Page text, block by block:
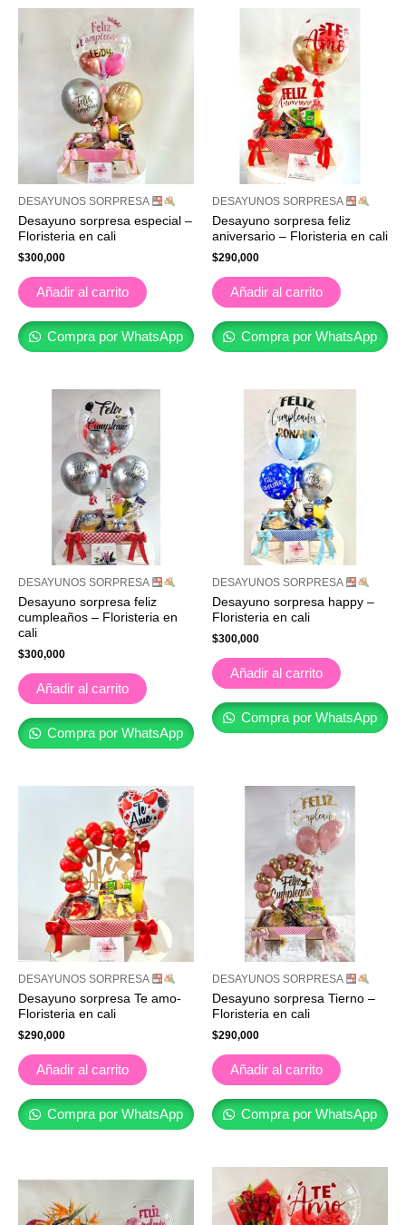
DESAYUNOS SORPRESA
Desayuno sorpresa especial –
Floristeria en cali
$300,000
Añadir al carrito
Compra por WhatsApp
DESAYUNOS SORPRESA
Desayuno sorpresa feliz
aniversario – Floristeria en cali
$290,000
Añadir al carrito
Compra por WhatsApp
DESAYUNOS SORPRESA
Desayuno sorpresa feliz
cumpleaños – Floristeria en
cali
$300,000
Añadir al carrito
Compra por WhatsApp
DESAYUNOS SORPRESA
Desayuno sorpresa happy –
Floristeria en cali
$300,000
Añadir al carrito
Compra por WhatsApp
DESAYUNOS SORPRESA
Desayuno sorpresa Te amo-
Floristeria en cali
$290,000
Añadir al carrito
Compra por WhatsApp
DESAYUNOS SORPRESA
Desayuno sorpresa Tierno –
Floristeria en cali
$290,000
Añadir al carrito
Compra por WhatsApp